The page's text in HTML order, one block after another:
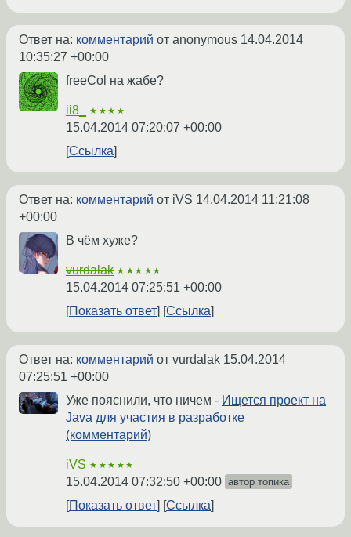
Ответ на: комментарий от anonymous 14.04.2014
10:35:27 +00:00
freeCol на жабе?
ii8_ ★★★★
15.04.2014 07:20:07 +00:00
Ссылка
Ответ на: комментарий от iVS 14.04.2014 11:21:08
+00:00
В чём хуже?
vurdalak ★★★★★
15.04.2014 07:25:51 +00:00
Показать ответ
Ссылка
Ответ на: комментарий от vurdalak 15.04.2014
07:25:51 +00:00
Уже пояснили, что ничем - Ищется проект на
Java для участия в разработке
(комментарий)
iVS ★★★★★
15.04.2014 07:32:50 +00:00 автор топика
Показать ответ Ссылка